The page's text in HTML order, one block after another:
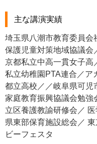
主な講演実績
埼玉県八潮市教育委員会
保護児童対策地域協議会
京都私立中高一貫女子高
私立幼稚園PTA連合／ア
都立高校／／岐阜県可児
家庭教育振興協議会勉強
立区養護教諭研修会／
県東部保育施設総会／
ビーフェスタ